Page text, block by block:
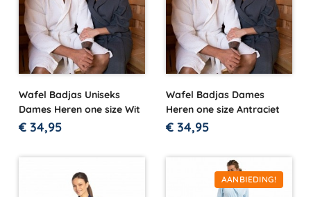
Wafel Badjas Uniseks
Dames Heren one size Wit
€ 34,95
Wafel Badjas Dames
Heren one size Antraciet
€ 34,95
AANBIEDING!